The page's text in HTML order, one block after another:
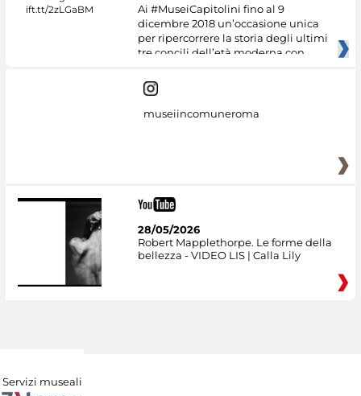
Ai #MuseiCapitolini fino al 9
dicembre 2018 un’occasione unica
per ripercorrere la storia degli ultimi
tre concili dell’età moderna con
museiincomuneroma
28/05/2026
Robert Mapplethorpe. Le forme della
bellezza - VIDEO LIS | Calla Lily
Servizi museali